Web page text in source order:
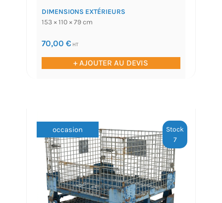
DIMENSIONS EXTÉRIEURS
153 × 110 × 79 cm
70,00 € HT
+ AJOUTER AU DEVIS
occasion
Stock
7